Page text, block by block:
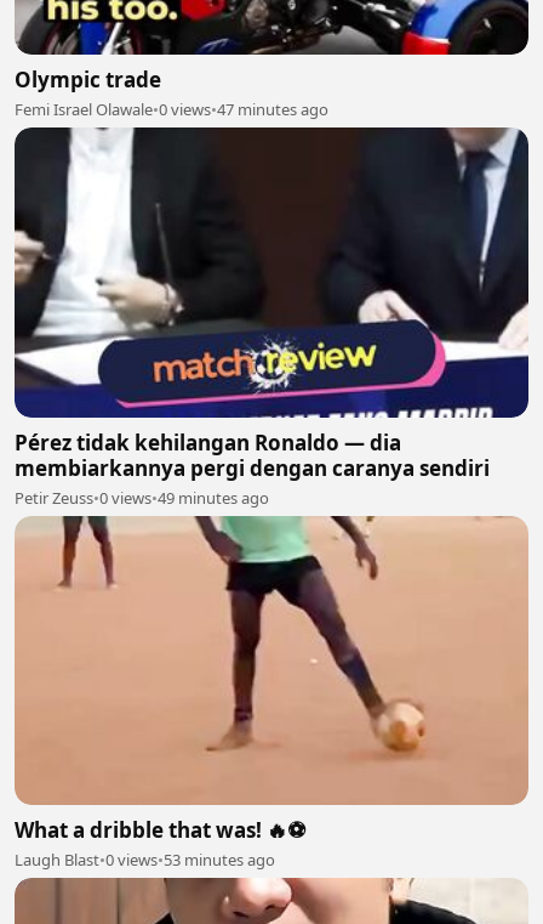
Olympic trade
Femi Israel Olawale•0 views•47 minutes ago
Pérez tidak kehilangan Ronaldo — dia
membiarkannya pergi dengan caranya sendiri
Petir Zeuss•0 views•49 minutes ago
What a dribble that was! 🔥⚽
Laugh Blast•0 views•53 minutes ago